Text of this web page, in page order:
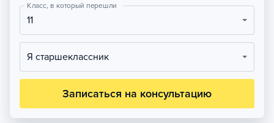
Класс, в который перешли
11
Я старшеклассник
Записаться на консультацию